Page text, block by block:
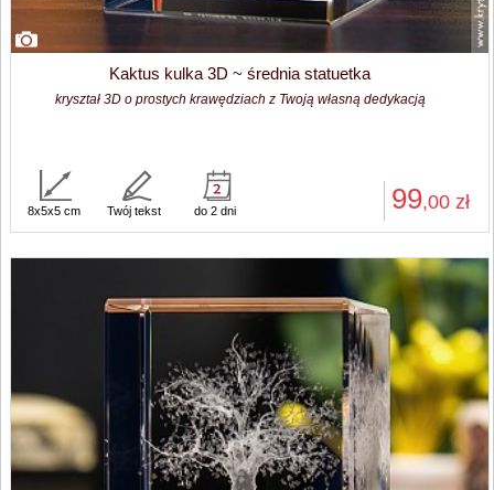
Kaktus kulka 3D ~ średnia statuetka
kryształ 3D o prostych krawędziach z Twoją własną dedykacją
99,00 zł
8x5x5 cm Twój tekst do 2 dni